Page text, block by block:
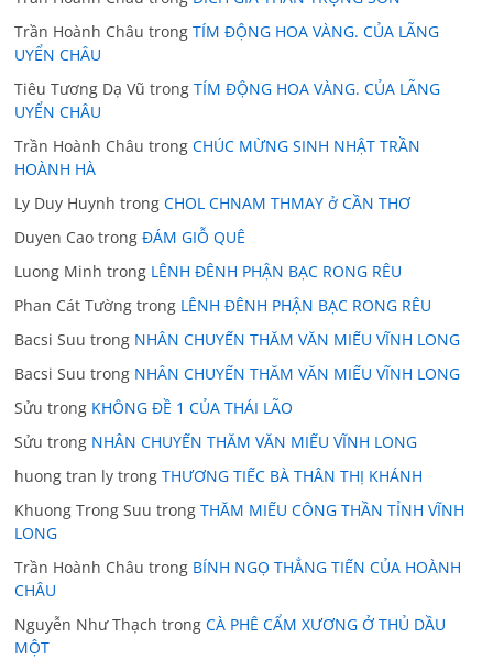
Trần Hoành Châu trongTÍM ĐỘNG HOA VÀNG. CỦA LÃNG
UYỂN CHÂU
Tiêu Tương Dạ Vũ trongTÍM ĐỘNG HOA VÀNG. CỦA LÃNG
UYỂN CHÂU
Trần Hoành Châu trongCHÚC MỪNG SINH NHẬT TRẦN
HOÀNH HÀ
Ly Duy Huynh trongCHOL CHNAM THMAY ở CẦN THƠ
Duyen Cao trongĐÁM GIỖ QUÊ
Luong Minh trong LÊNH ĐÊNH PHẬN BẠC RONG RÊU
Phan Cát Tường trong LÊNH ĐÊNH PHẬN BẠC RONG RÊU
Bacsi Suu trong NHÂN CHUYẾN THĂM VĂN MIẾU VĨNH LONG
Bacsi Suu trong NHÂN CHUYẾN THĂM VĂN MIẾU VĨNH LONG
Sửu trong KHÔNG ĐỀ 1 CỦA THÁI LÃO
Sửu trong NHÂN CHUYẾN THĂM VĂN MIẾU VĨNH LONG
huong tran ly trongTHƯƠNG TIẾC BÀ THÂN THỊ KHÁNH
Khuong Trong Suu trongTHĂM MIẾU CÔNG THẦN TỈNH VĨNH
LONG
Trần Hoành Châu trong BÍNH NGỌ THẲNG TIẾN CỦA HOÀNH
CHÂU
Nguyễn Như Thạch trongCÀ PHÊ CẨM XƯƠNG Ở THỦ DẦU
MỘT